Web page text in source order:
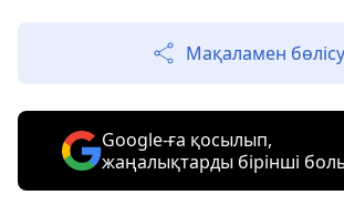
Мақаламен бөлісу
Google-ға қосылып,
жаңалықтарды бірінші